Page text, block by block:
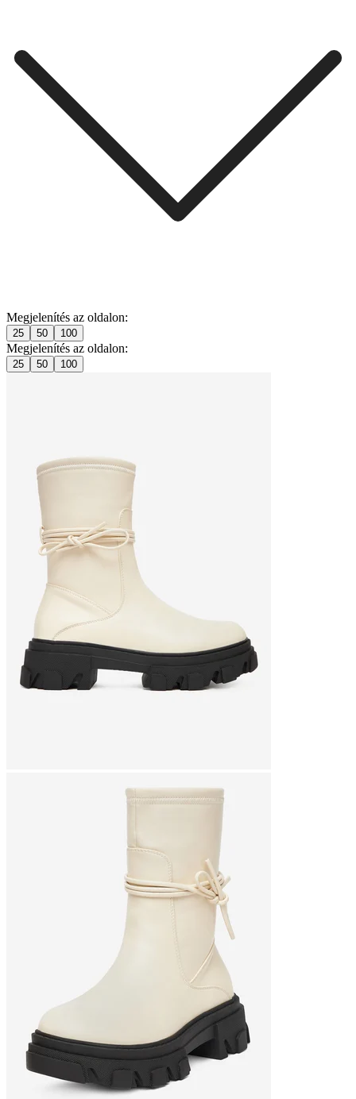
Megjelenítés az oldalon:
25 50 100
Megjelenítés az oldalon:
25 50 100